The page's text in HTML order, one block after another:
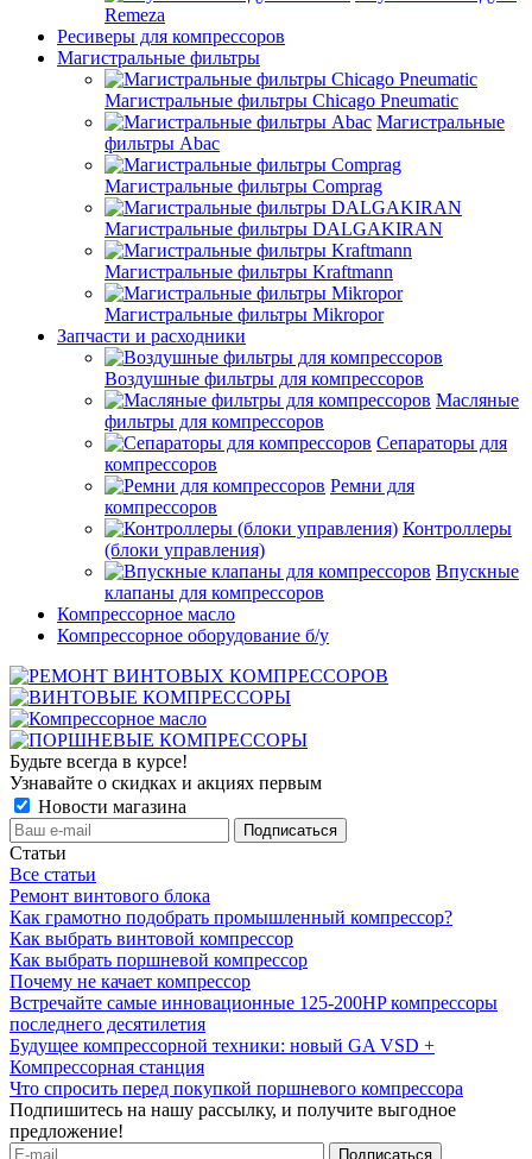
Remeza
Ресиверы для компрессоров
Магистральные фильтры
Магистральные фильтры Chicago Pneumatic
Магистральные
фильтры Abac
Магистральные фильтры Comprag
Магистральные фильтры DALGAKIRAN
Магистральные фильтры Kraftmann
Магистральные фильтры Mikropor
Запчасти и расходники
Воздушные фильтры для компрессоров
Масляные
фильтры для компрессоров
Сепараторы для
компрессоров
Ремни для
компрессоров
Контроллеры
(блоки управления)
Впускные
клапаны для компрессоров
Компрессорное масло
Компрессорное оборудование б/у
Будьте всегда в курсе!
Узнавайте о скидках и акциях первым
Новости магазина
Статьи
Все статьи
Ремонт винтового блока
Как грамотно подобрать промышленный компрессор?
Как выбрать винтовой компрессор
Как выбрать поршневой компрессор
Почему не качает компрессор
Встречайте самые инновационные 125-200HP компрессоры
последнего десятилетия
Будущее компрессорной техники: новый GA VSD +
Компрессорная станция
Что спросить перед покупкой поршневого компрессора
Подпишитесь на нашу рассылку, и получите выгодное
предложение!